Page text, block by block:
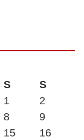
S
S
1
2
8
9
15
16